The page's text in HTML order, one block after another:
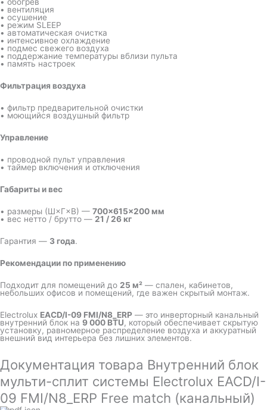
• обогрев
• вентиляция
• осушение
• режим SLEEP
• автоматическая очистка
• интенсивное охлаждение
• подмес свежего воздуха
• поддержание температуры вблизи пульта
• память настроек
Фильтрация воздуха
• фильтр предварительной очистки
• моющийся воздушный фильтр
Управление
• проводной пульт управления
• таймер включения и отключения
Габариты и вес
• размеры (Ш×Г×В) — 700×615×200 мм
• вес нетто / брутто — 21 / 26 кг
Гарантия — 3 года.
Рекомендации по применению
Подходит для помещений до 25 м² — спален, кабинетов,
небольших офисов и помещений, где важен скрытый монтаж.
Electrolux EACD/I-09 FMI/N8_ERP — это инверторный канальный
внутренний блок на 9 000 BTU, который обеспечивает скрытую
установку, равномерное распределение воздуха и аккуратный
внешний вид интерьера без лишних элементов.
Документация товара Внутренний блок
мульти-сплит системы Electrolux EACD/I-
09 FMI/N8_ERP Free match (канальный)